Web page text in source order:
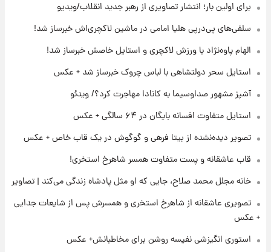
۲۱ ساعت پیش
لحظه برخورد رعد و برق به ساختمان مرکز تجارت
جهانی در آمریکا + فیلم
۲۱ ساعت پیش
برای اولین بار؛ انتشار تصاویری از رهبر جدید
انقلاب/ویدیو
تصاویر عمامه بستن به شیوه خاتمی/ویدیو
برای اولین بار؛ انتشار تصاویری از رهبر جدید انقلاب/ویدیو
سلفی‌های پی‌درپی هلیا امامی در ماشین لاکچری‌اش خبرساز شد!
الهام پاوه‌نژاد با ورزش لاکچری و استایل خاصش خبرساز شد!
استایل سحر دولتشاهی با لباس چروک خبرساز شد + عکس
آشپز مشهور صداوسیما به کانادا مهاجرت کرد؟/ ویدئو
استایل متفاوت افسانه بایگان در ۶۴ سالگی + عکس
تصویر دیده‌نشده از بیتا فرهی و گوگوش در یک قاب خاص + عکس
قاب عاشقانه و پست متفاوت همسر شاهرخ استخری!
خانه مجلل محمد صلاح، جایی که او مثل پادشاه زندگی می‌کند | تصاویر
تصویری عاشقانه از شاهرخ استخری و همسرش پس از شایعات جدایی
+ عکس
استوری انگیزشی نفیسه روشن برای مخاطبانش+ عکس